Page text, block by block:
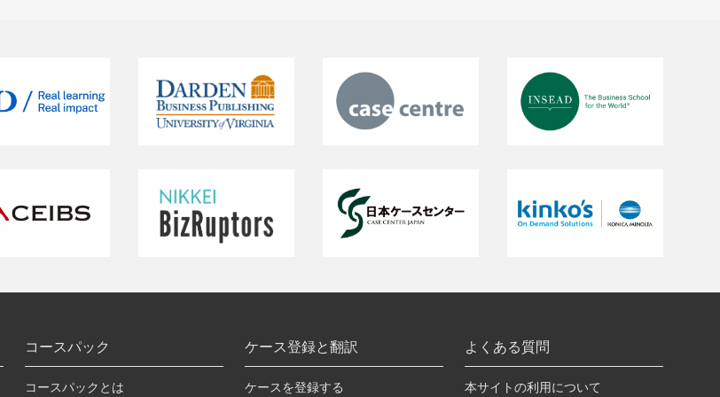
コースパック
コースパックとは
ケース登録と翻訳
ケースを登録する
よくある質問
本サイトの利用について